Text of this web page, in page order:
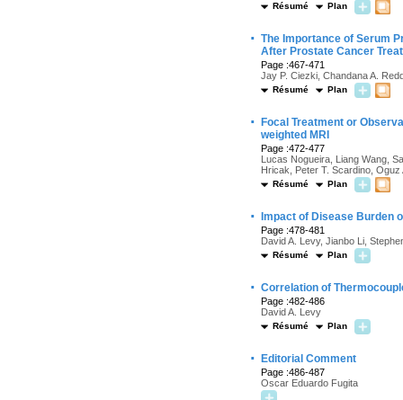
Résumé Plan
· The Importance of Serum
After Prostate Cancer
Page :467-471
Jay P. Ciezki, Chandana A.
Résumé Plan
·
Focal Treatment or
weighted MRI
Page :472-477
Lucas Nogueira, Liang Wang,
Hricak, Peter T. Scardino,
Résumé Plan
· Impact of Disease Burden
Page :478-481
David A. Levy, Jianbo Li,
Résumé Plan
· Correlation of
Page :482-486
David A. Levy
Résumé Plan
· Editorial Comment
Page :486-487
Oscar Eduardo Fugita